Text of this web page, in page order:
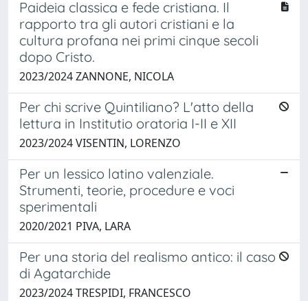
Paideia classica e fede cristiana. Il
rapporto tra gli autori cristiani e la
cultura profana nei primi cinque secoli
dopo Cristo.
2023/2024 ZANNONE, NICOLA
Per chi scrive Quintiliano? L'atto della
lettura in Institutio oratoria I-II e XII
2023/2024 VISENTIN, LORENZO
Per un lessico latino valenziale.
Strumenti, teorie, procedure e voci
sperimentali
2020/2021 PIVA, LARA
Per una storia del realismo antico: il caso
di Agatarchide
2023/2024 TRESPIDI, FRANCESCO